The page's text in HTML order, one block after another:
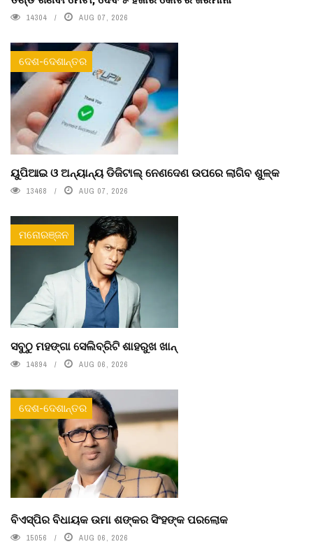
14304 AUG 07, 2026
ଦେଶ-ଦେଶାନ୍ତର
ୟୁପିଆଇ ଓ ଅନ୍ୟାନ୍ୟ ଡିଜିଟାଲ୍ ନେଣଦେଣ ଉପରେ ଲାଗିବ ଶୁଳ୍କ
13468 AUG 07, 2026
ମନୋରଞ୍ଜନ
ସବୁଠୁ ମହଙ୍ଗା ସେଲିବ୍ରିଟି ଶାହରୁଖ ଖାନ୍
14894 AUG 06, 2026
ଦେଶ-ଦେଶାନ୍ତର
ବିଏସ୍‌ପିର ବିଧାୟକ ଉମା ଶଙ୍କର ସିଂହଙ୍କ ପରଲୋକ
15056 AUG 06, 2026